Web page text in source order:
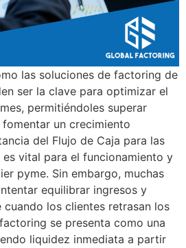
las soluciones de factoring de
ser la clave para optimizar el
permitiéndoles superar
un crecimiento
del Flujo de Caja para las
vital para el funcionamiento y
pyme. Sin embargo, muchas
equilibrar ingresos y
cuando los clientes retrasan los
se presenta como una
liquidez inmediata a partir